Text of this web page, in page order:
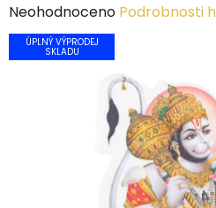
Průměrné
hodnocení
produktu
Neohodnoceno Podrobnosti
ÚPLNÝ VÝPRODEJ
SKLADU